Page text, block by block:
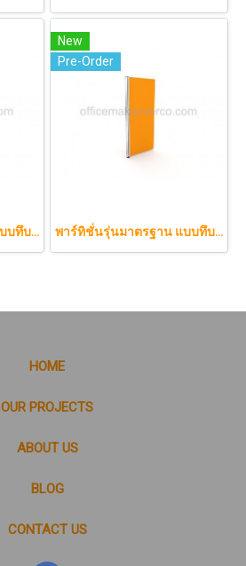
พาร์ทิชั่นรุ่นมาตรฐาน แบบทึบทั้งแผ่น 90 x 150 cm.
New
Pre-Order
พาร์ทิชั่นรุ่นมาตรฐาน แบบทึบทั้งแผ่น 60 x 150 cm.
HOME
OUR PROJECTS
ABOUT US
BLOG
CONTACT US